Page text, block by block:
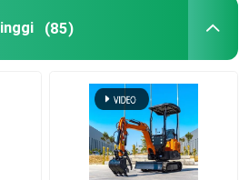
Kerja
Konstruksi
(85)